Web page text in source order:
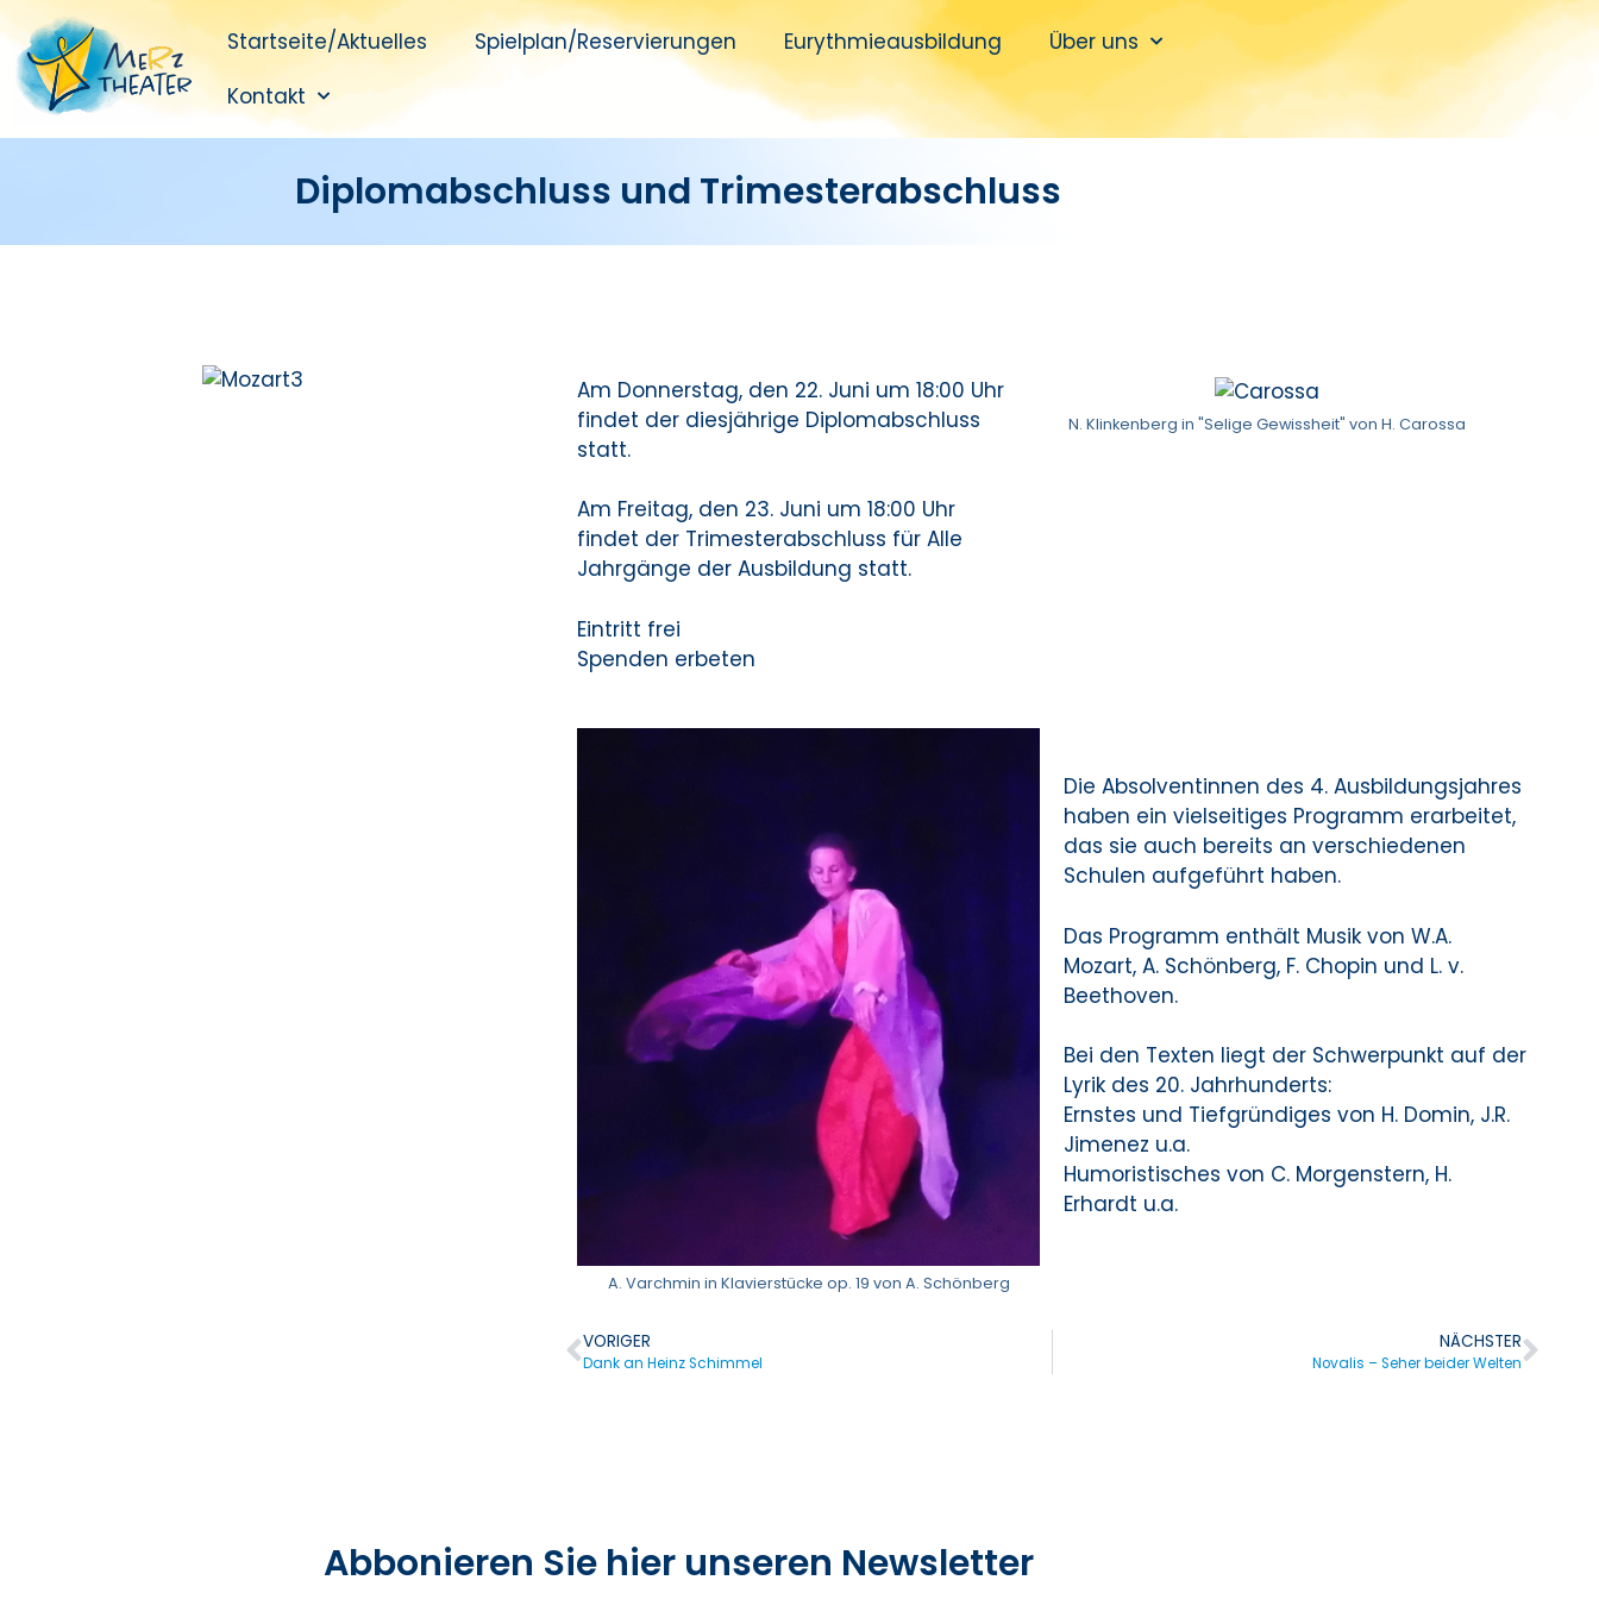
Startseite/Aktuelles Spielplan/Reservierungen Eurythmieausbildung​
Über uns
Kontakt
Diplomabschluss und Trimesterabschluss
Am Donnerstag, den 22. Juni um 18:00 Uhr
findet der diesjährige Diplomabschluss
statt.
Am Freitag, den 23. Juni um 18:00 Uhr
findet der Trimesterabschluss für Alle
Jahrgänge der Ausbildung statt.
Eintritt frei
Spenden erbeten
N. Klinkenberg in "Selige Gewissheit" von H. Carossa
A. Varchmin in Klavierstücke op. 19 von A. Schönberg
Die Absolventinnen des 4. Ausbildungsjahres
haben ein vielseitiges Programm erarbeitet,
das sie auch bereits an verschiedenen
Schulen aufgeführt haben.
Das Programm enthält Musik von W.A.
Mozart, A. Schönberg, F. Chopin und L. v.
Beethoven.
Bei den Texten liegt der Schwerpunkt auf der
Lyrik des 20. Jahrhunderts:
Ernstes und Tiefgründiges von H. Domin, J.R.
Jimenez u.a.
Humoristisches von C. Morgenstern, H.
Erhardt u.a.
VORIGER
Dank an Heinz Schimmel
NÄCHSTER
Novalis – Seher beider Welten
Abbonieren Sie hier unseren Newsletter